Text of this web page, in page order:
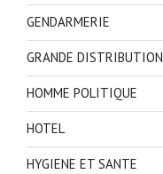
GENDARMERIE
GRANDE DISTRIBUTION
HOMME POLITIQUE
HOTEL
HYGIENE ET SANTE